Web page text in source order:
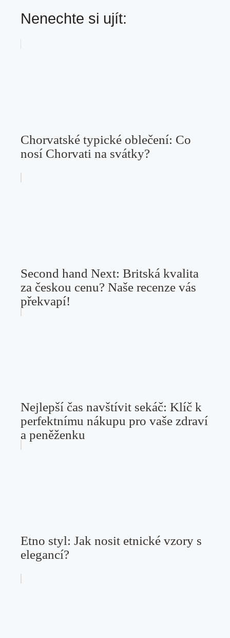
Nenechte si ujít:
Chorvatské typické oblečení: Co
nosí Chorvati na svátky?
Second hand Next: Britská kvalita
za českou cenu? Naše recenze vás
překvapí!
Nejlepší čas navštívit sekáč: Klíč k
perfektnímu nákupu pro vaše zdraví
a peněženku
Etno styl: Jak nosit etnické vzory s
elegancí?